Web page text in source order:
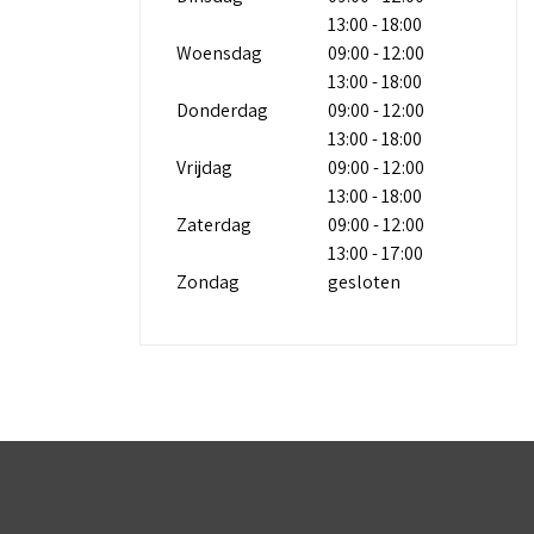
13:00 - 18:00
Woensdag
09:00 - 12:00
13:00 - 18:00
Donderdag
09:00 - 12:00
13:00 - 18:00
Vrijdag
09:00 - 12:00
13:00 - 18:00
Zaterdag
09:00 - 12:00
13:00 - 17:00
Zondag
gesloten